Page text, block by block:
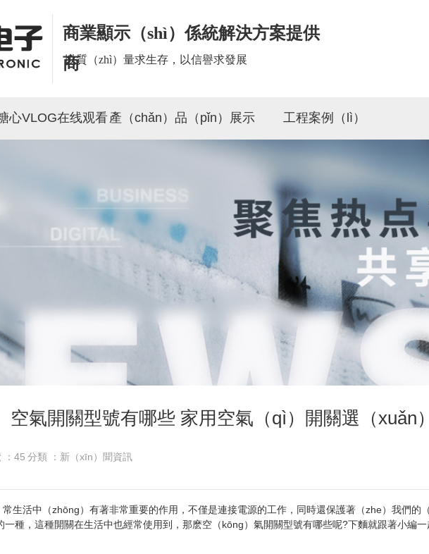
商業顯示（shì）係統解決方案提供
商
以質（zhì）量求生存，以信譽求發展
心VLOG在线观看產（chǎn）品（pǐn）展示 工程案例（lì）
空氣開關型號有哪些 家用空氣（qì）開關選（xuǎn
45 分類 ：新（xīn）聞資訊
生活中（zhōng）有著非常重要的作用，不僅是連接電源的工作，同時還保護著（zhe）我們
種，這種開關在生活中也經常使用到，那麽空（kōng）氣開關型號有哪些呢?下麵就跟著小編